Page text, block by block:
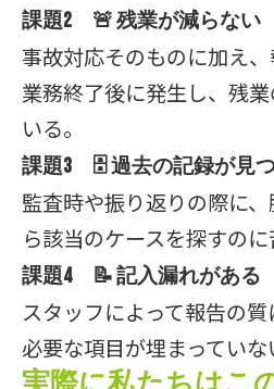
課題2 🚨 残業が減らない
事故対応そのものに加え
業務終了後に発生し、残
いる。
課題3 🗄️ 過去の記録が見
監査時や振り返りの際に
ら該当のケースを探すのに
課題4 📝 記入漏れがある
スタッフによって報告の質
必要な項目が埋まっていな